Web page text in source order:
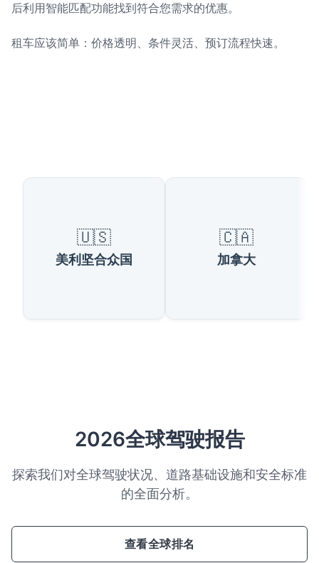
后利用智能匹配功能找到符合您需求的优惠。
租车应该简单：价格透明、条件灵活、预订流程快速。
可用国家
🇺🇸
美利坚合众国
🇨🇦
加拿大
2026全球驾驶报告
探索我们对全球驾驶状况、道路基础设施和安全标准
的全面分析。
查看全球排名